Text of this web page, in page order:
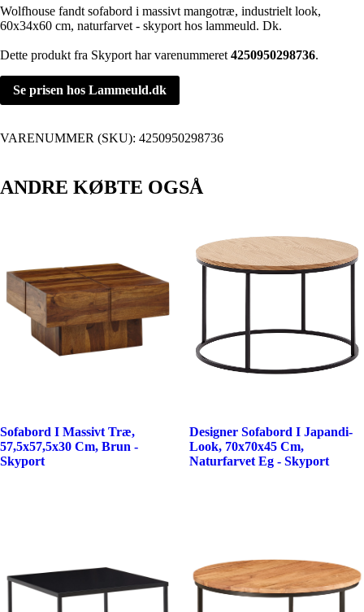
Wolfhouse fandt sofabord i massivt mangotræ, industrielt look,
60x34x60 cm, naturfarvet - skyport hos lammeuld. Dk.
Dette produkt fra Skyport har varenummeret 4250950298736.
Se prisen hos Lammeuld.dk
VARENUMMER (SKU): 4250950298736
ANDRE KØBTE OGSÅ
Sofabord I Massivt Træ,
57,5x57,5x30 Cm, Brun -
Skyport
Designer Sofabord I Japandi-
Look, 70x70x45 Cm,
Naturfarvet Eg - Skyport